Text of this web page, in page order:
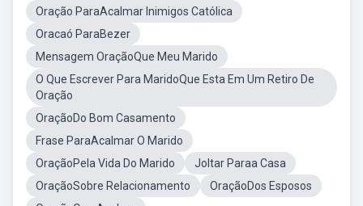
Oração ParaAcalmar Inimigos Católica
Oracaó ParaBezer
Mensagem OraçãoQue Meu Marido
O Que Escrever Para MaridoQue Esta Em Um Retiro De
Oração
OraçãoDo Bom Casamento
Frase ParaAcalmar O Marido
OraçãoPela Vida Do Marido
Joltar Paraa Casa
OraçãoSobre Relacionamento
OraçãoDos Esposos